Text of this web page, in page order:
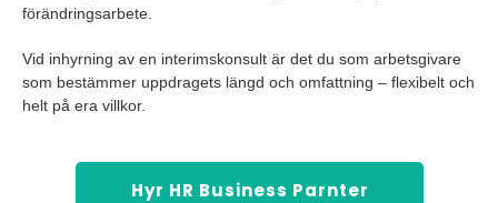
förändringsarbete.
Vid inhyrning av en interimskonsult är det du som arbetsgivare
som bestämmer uppdragets längd och omfattning – flexibelt och
helt på era villkor.
Hyr HR Business Parnter